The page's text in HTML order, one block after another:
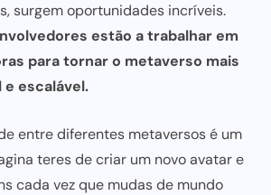
surgem oportunidades incríveis.
estão a trabalhar em
para tornar o metaverso mais
escalável.
entre diferentes metaversos é um
teres de criar um novo avatar e
cada vez que mudas de mundo